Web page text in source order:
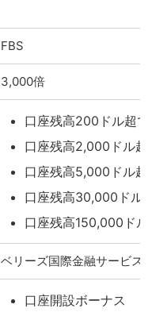
FBS
3,000倍
口座残高200ドル超
口座残高2,000ドル超
口座残高5,000ドル
口座残高30,000ドル
口座残高150,000ド
ベリーズ国際金融サービス
口座開設ボーナス